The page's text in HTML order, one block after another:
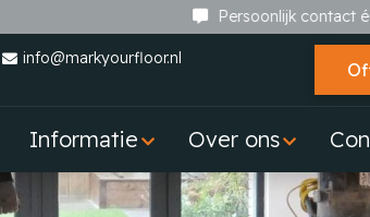
Persoonlijk contact
info@markyourfloor.nl
Informatie Over ons